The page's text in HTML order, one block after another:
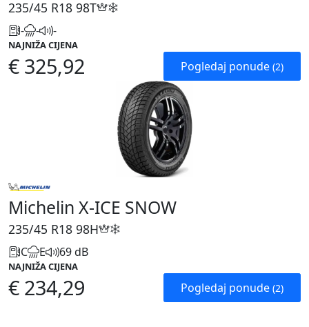
235/45 R18 98T
- - -
NAJNIŽA CIJENA
€ 325,92 Pogledaj ponude (2)
Michelin X-ICE SNOW
235/45 R18 98H
C E 69 dB
NAJNIŽA CIJENA
€ 234,29 Pogledaj ponude (2)